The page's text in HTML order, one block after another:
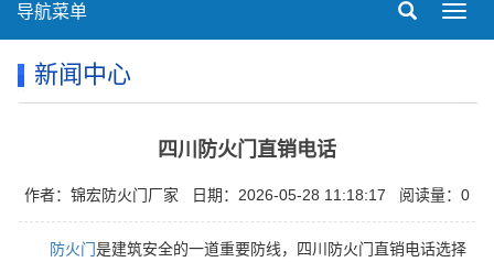
导航菜单
新闻中心
四川防火门直销电话
作者：锦宏防火门厂家 日期：2026-05-28 11:18:17 阅读量：0
防火门是建筑安全的一道重要防线，四川防火门直销电话选择